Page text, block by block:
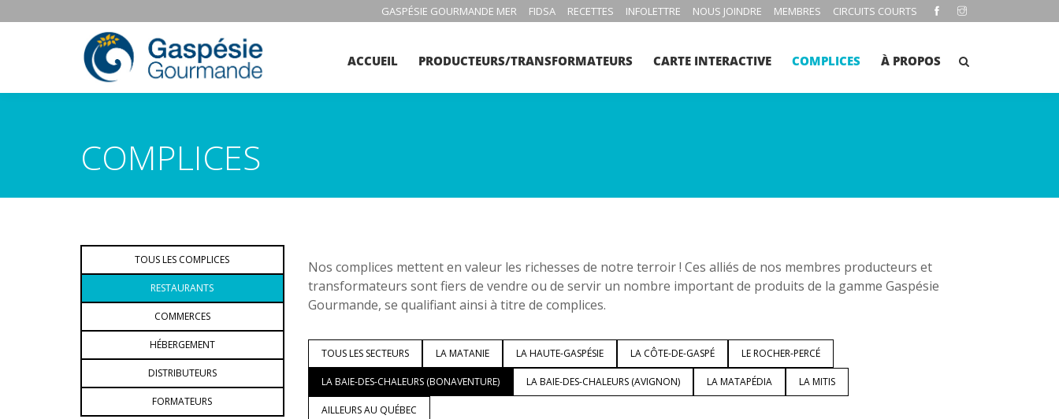
GASPÉSIE GOURMANDE MER FIDSA RECETTES INFOLETTRE NOUS JOINDRE MEMBRES CIRCUITS COURTS
ACCUEIL PRODUCTEURS/TRANSFORMATEURS CARTE INTERACTIVE COMPLICES À PROPOS
COMPLICES
TOUS LES COMPLICES
RESTAURANTS
COMMERCES
HÉBERGEMENT
DISTRIBUTEURS
FORMATEURS
Nos complices mettent en valeur les richesses de notre terroir ! Ces alliés de nos membres producteurs et
transformateurs sont fiers de vendre ou de servir un nombre important de produits de la gamme Gaspésie
Gourmande, se qualifiant ainsi à titre de complices.
TOUS LES SECTEURS LA MATANIE LA HAUTE-GASPÉSIE LA CÔTE-DE-GASPÉ LE ROCHER-PERCÉ
LA BAIE-DES-CHALEURS (BONAVENTURE) LA BAIE-DES-CHALEURS (AVIGNON) LA MATAPÉDIA LA MITIS
AILLEURS AU QUÉBEC